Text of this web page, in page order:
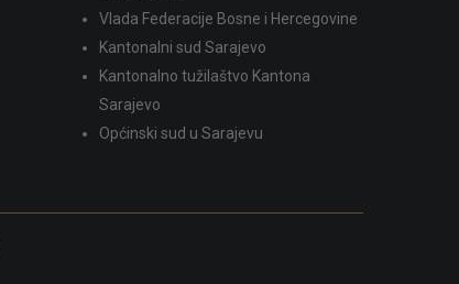
Vlada Federacije Bosne i Hercegovine
Kantonalni sud Sarajevo
Kantonalno tužilaštvo Kantona
Sarajevo
Općinski sud u Sarajevu